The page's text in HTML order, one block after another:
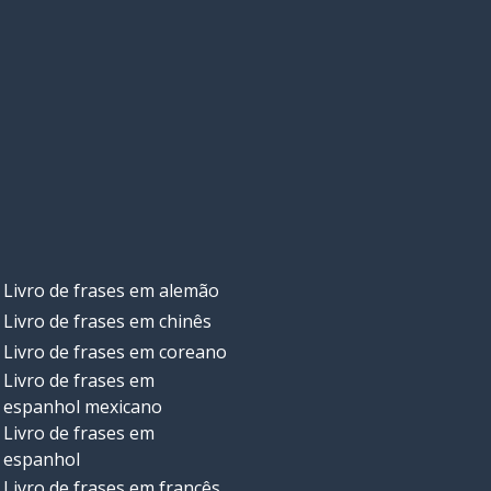
Livro de frases em alemão
Livro de frases em chinês
Livro de frases em coreano
Livro de frases em
espanhol mexicano
Livro de frases em
espanhol